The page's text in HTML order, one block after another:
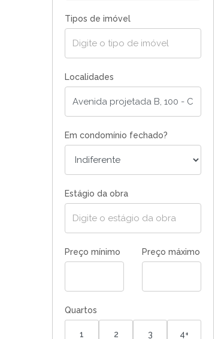
Tipos de imóvel
Localidades
Em condomínio fechado?
Estágio da obra
Preço mínimo Preço máximo
Quartos
1 2 3 4+